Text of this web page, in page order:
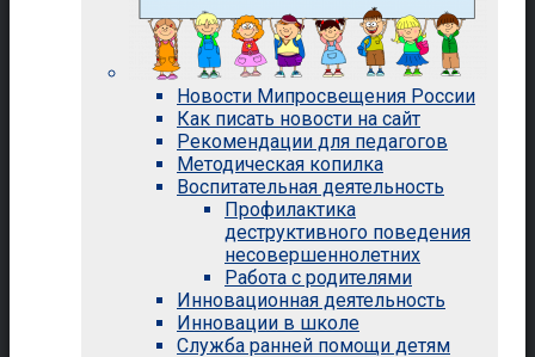
Новости Мипросвещения России
Как писать новости на сайт
Рекомендации для педагогов
Методическая копилка
Воспитательная деятельность
Профилактика
деструктивного поведения
несовершеннолетних
Работа с родителями
Инновационная деятельность
Инновации в школе
Служба ранней помощи детям